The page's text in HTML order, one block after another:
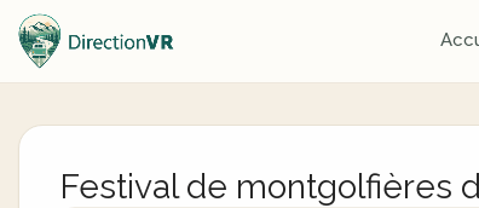
Festival de montgolfières